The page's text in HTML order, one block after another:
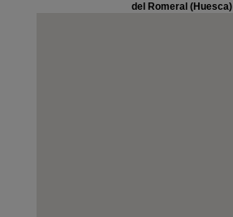
del Romeral (Huesca)